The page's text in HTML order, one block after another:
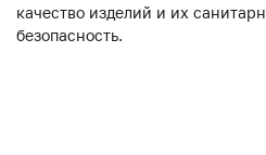
качество изделий и их
безопасность.